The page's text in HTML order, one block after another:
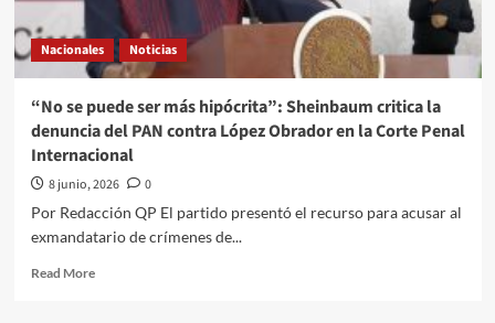
afectaciones
en
CDMX
por
obras
y
rumbo
al
Nacionales Noticias
“No se puede ser más hipócrita”: Sheinbaum critica la
denuncia del PAN contra López Obrador en la Corte Penal
Internacional
8 junio, 2026
0
Por Redacción QP El partido presentó el recurso para acusar al
exmandatario de crímenes de...
Read MoreRead